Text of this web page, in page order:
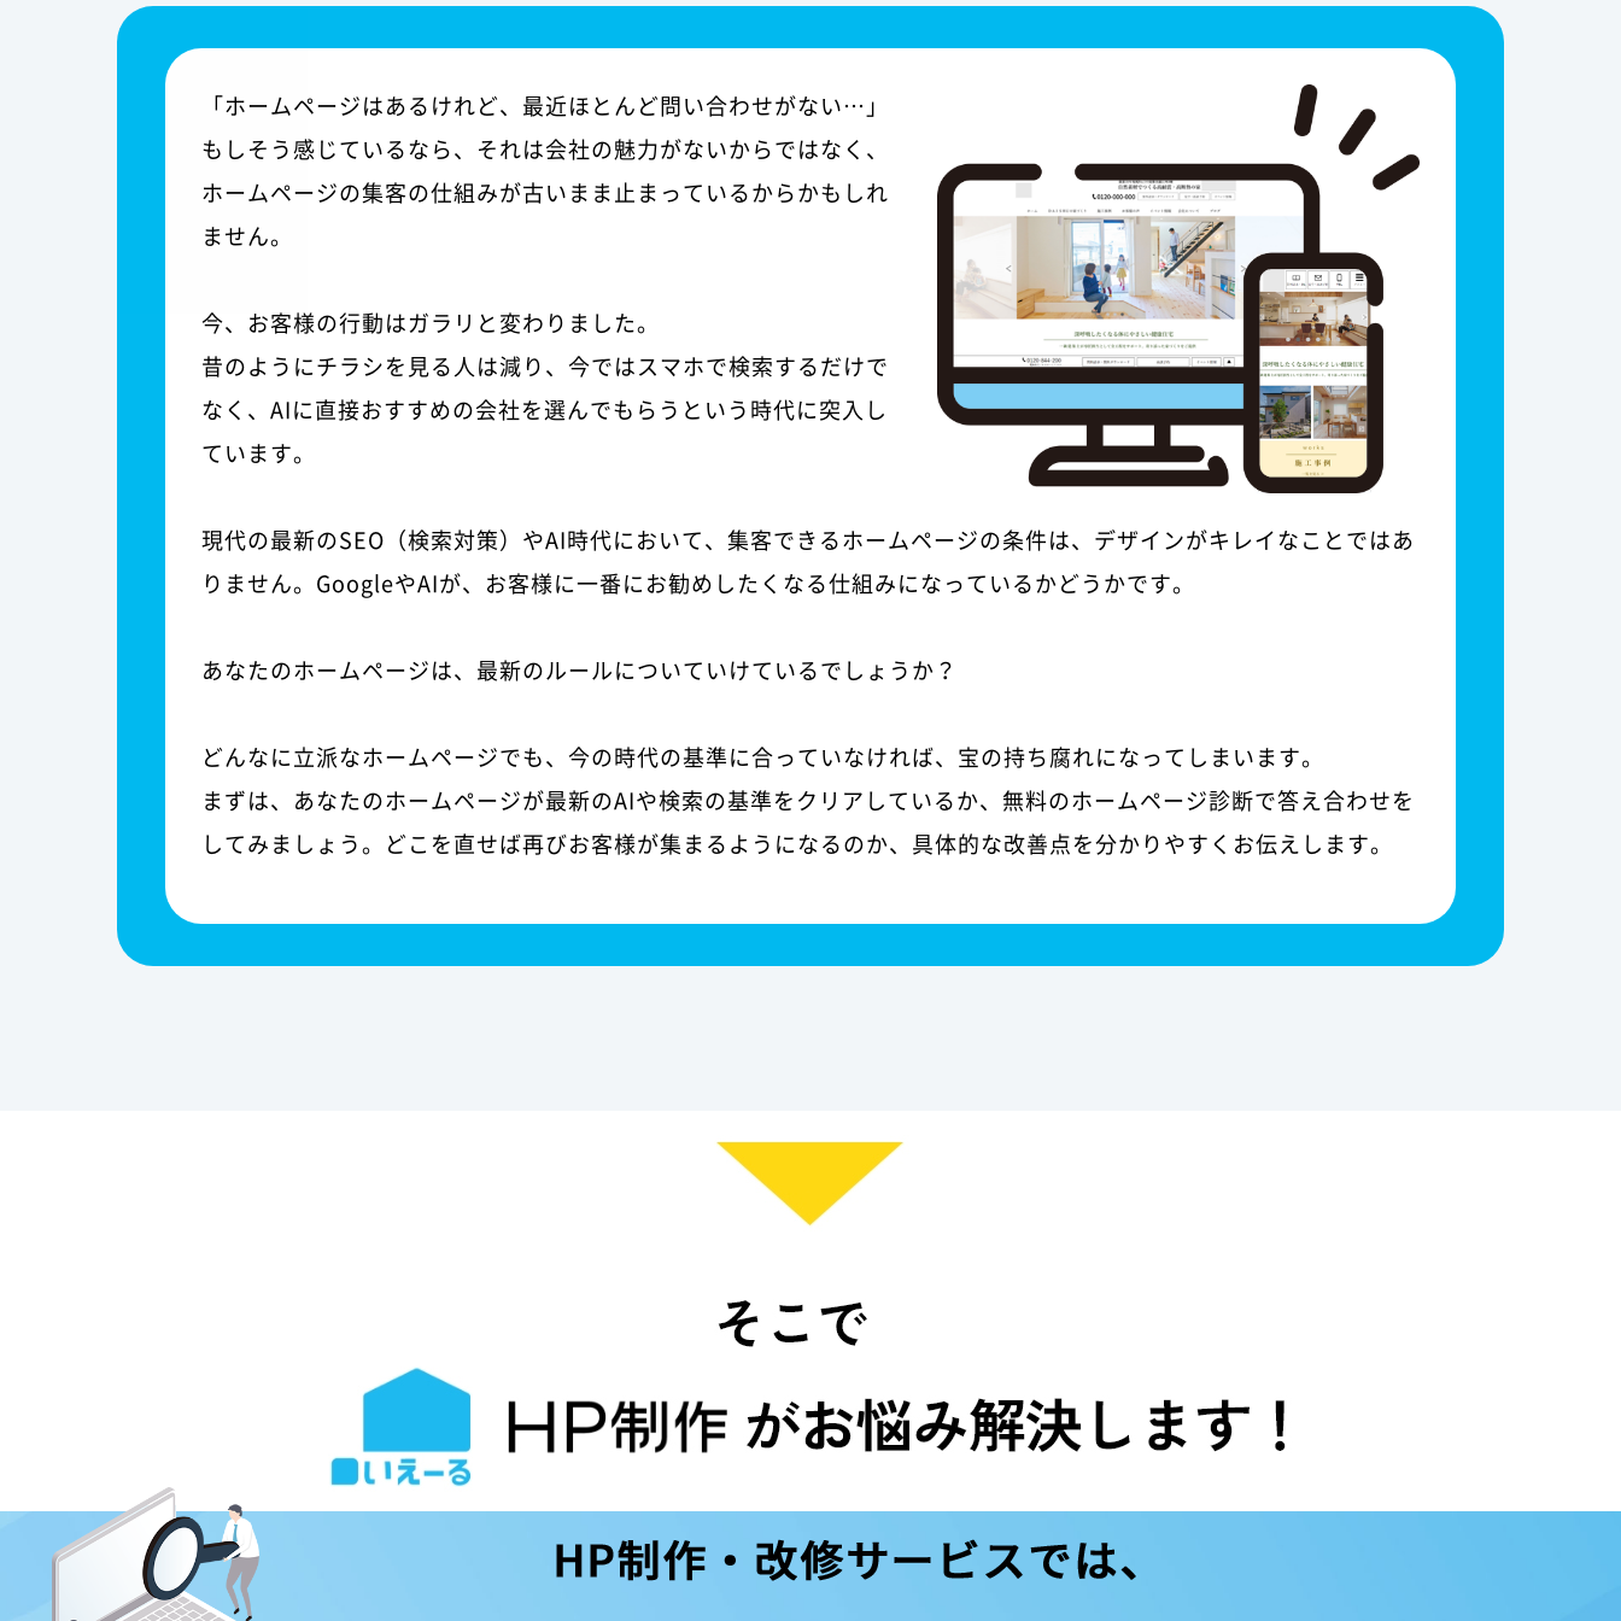
「ホームページはあるけれど、最近ほとんど問い合わせがない…」
もしそう感じているなら、それは会社の魅力がないからではなく、
ホームページの集客の仕組みが古いまま止まっているからかもしれ
ません。
今、お客様の行動はガラリと変わりました。
昔のようにチラシを見る人は減り、今ではスマホで検索するだけで
なく、AIに直接おすすめの会社を選んでもらうという時代に突入し
ています。
現代の最新のSEO（検索対策）やAI時代において、集客できるホームページの条件は、デザインがキレイなことではあ
りません。GoogleやAIが、お客様に一番にお勧めしたくなる仕組みになっているかどうかです。
あなたのホームページは、最新のルールについていけているでしょうか？
どんなに立派なホームページでも、今の時代の基準に合っていなければ、宝の持ち腐れになってしまいます。
まずは、あなたのホームページが最新のAIや検索の基準をクリアしているか、無料のホームページ診断で答え合わせを
してみましょう。どこを直せば再びお客様が集まるようになるのか、具体的な改善点を分かりやすくお伝えします。